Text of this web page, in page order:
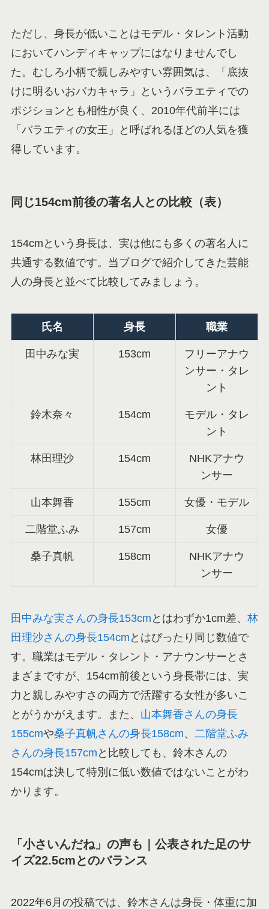
ただし、身長が低いことはモデル・タレント活動
においてハンディキャップにはなりませんでし
た。むしろ小柄で親しみやすい雰囲気は、「底抜
けに明るいおバカキャラ」というバラエティでの
ポジションとも相性が良く、2010年代前半には
「バラエティの女王」と呼ばれるほどの人気を獲
得しています。
同じ154cm前後の著名人との比較（表）
154cmという身長は、実は他にも多くの著名人に
共通する数値です。当ブログで紹介してきた芸能
人の身長と並べて比較してみましょう。
氏名 身長 職業
田中みな実 153cm
フリーアナウ
ンサー・タレ
ント
鈴木奈々 154cm
モデル・タレ
ント
林田理沙 154cm
NHKアナウ
ンサー
山本舞香 155cm 女優・モデル
二階堂ふみ 157cm 女優
桑子真帆 158cm
NHKアナウ
ンサー
田中みな実さんの身長153cm とはわずか1cm差、 林
田理沙さんの身長154cm とはぴったり同じ数値で
す。職業はモデル・タレント・アナウンサーとさ
まざまですが、154cm前後という身長帯には、実
力と親しみやすさの両方で活躍する女性が多いこ
とがうかがえます。また、 山本舞香さんの身長
155cmや桑子真帆さんの身長158cm、 二階堂ふみ
さんの身長157cm と比較しても、鈴木さんの
154cmは決して特別に低い数値ではないことがわ
かります。
「小さいんだね」の声も｜公表された足のサ
イズ22.5cmとのバランス
2022年6月の投稿では、鈴木さんは身長・体重に加